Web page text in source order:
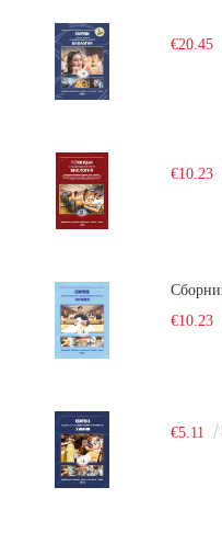
€20.45
€10.23
€10.23
€5.11